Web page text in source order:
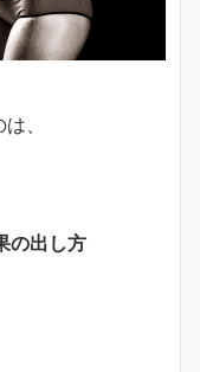
、
の出し方